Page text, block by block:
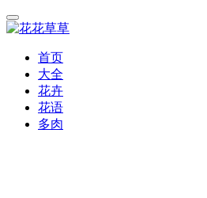
首页
大全
花卉
花语
多肉